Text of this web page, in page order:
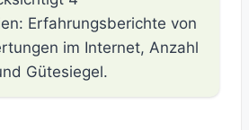
Erfahrungsberichte von
im Internet, Anzahl
Gütesiegel.